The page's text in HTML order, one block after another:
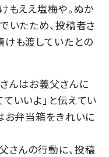
もええ塩梅や。ぬか
いたため、投稿者さ
も渡していたとの
んはお義父さんに
いいよ」と伝えてい
お弁当箱をきれいに
さんの行動に、投稿